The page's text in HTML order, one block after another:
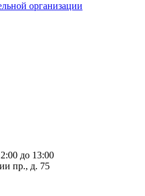
организации
до 13:00
пр., д. 75